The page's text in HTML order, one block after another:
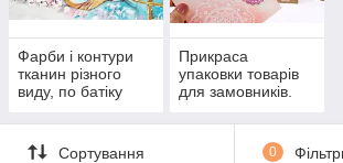
Фарби і контури
тканин різного
виду, по батіку
Прикраса
упаковки товарів
для замовників.
Фетр.
Сортування
0